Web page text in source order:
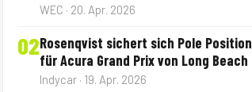
WEC · 20. Apr. 2026
02Rosenqvist sichert sich Pole Position
für Acura Grand Prix von Long Beach
Indycar · 19. Apr. 2026